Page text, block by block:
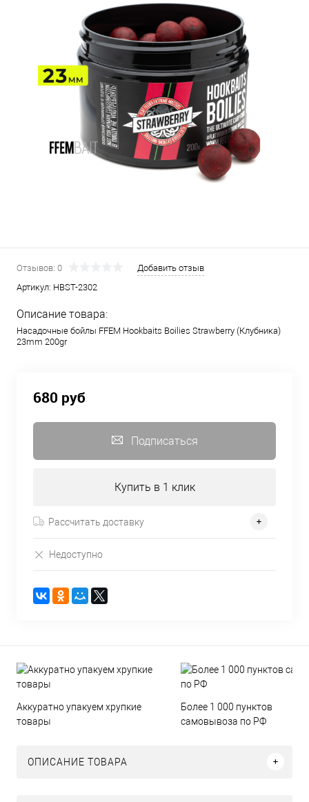
Отзывов: 0
Добавить отзыв
Артикул: HBST-2302
Описание товара:
Насадочные бойлы FFEM Hookbaits Boilies Strawberry (Клубника)
23mm 200gr
680 руб
Подписаться
Купить в 1 клик
Рассчитать доставку
Недоступно
Аккуратно упакуем хрупкие
товары
Более 1 000 пунктов
самовывоза по РФ
ОПИСАНИЕ ТОВАРА